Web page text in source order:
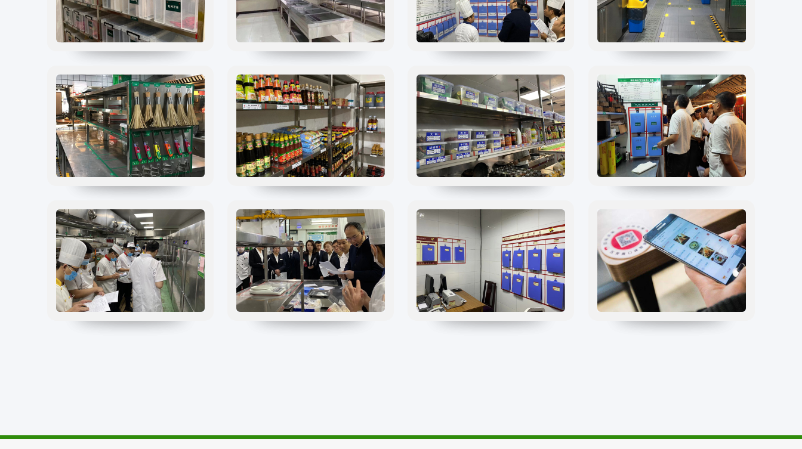
食品安全云
大数据监管
校园食安
数字管理
社会共治
阳光经营
明厨亮灶
食安防范
溯源追溯
零售药店
解决方案
行业动态
案例分享
食品安全标准
互联网+AI明厨亮灶
智慧食安+安全治理
食品安全服务器部署
中食大数据软件平台
食品安全解决方案
明厨亮灶
校园食安
营养食谱
智慧食安
会议报告
内测模块
已使用模块
公司介绍
中食定位
资质证件
市场分布
联系我们